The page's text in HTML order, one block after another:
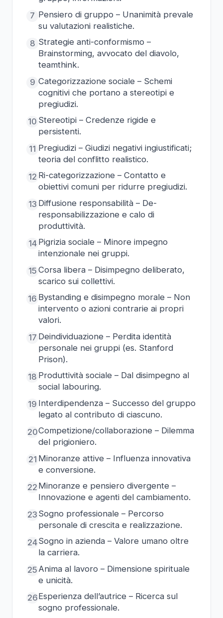
7 Pensiero di gruppo – Unanimità prevale
su valutazioni realistiche.
8 Strategie anti-conformismo –
Brainstorming, avvocato del diavolo,
teamthink.
9 Categorizzazione sociale – Schemi
cognitivi che portano a stereotipi e
pregiudizi.
10 Stereotipi – Credenze rigide e
persistenti.
11 Pregiudizi – Giudizi negativi ingiustificati;
teoria del conflitto realistico.
12 Ri-categorizzazione – Contatto e
obiettivi comuni per ridurre pregiudizi.
13 Diffusione responsabilità – De-
responsabilizzazione e calo di
produttività.
14 Pigrizia sociale – Minore impegno
intenzionale nei gruppi.
15 Corsa libera – Disimpegno deliberato,
scarico sui collettivi.
16 Bystanding e disimpegno morale – Non
intervento o azioni contrarie ai propri
valori.
17 Deindividuazione – Perdita identità
personale nei gruppi (es. Stanford
Prison).
18 Produttività sociale – Dal disimpegno al
social labouring.
19 Interdipendenza – Successo del gruppo
legato al contributo di ciascuno.
20Competizione/collaborazione – Dilemma
del prigioniero.
21 Minoranze attive – Influenza innovativa
e conversione.
22 Minoranze e pensiero divergente –
Innovazione e agenti del cambiamento.
23 Sogno professionale – Percorso
personale di crescita e realizzazione.
24Sogno in azienda – Valore umano oltre
la carriera.
25 Anima al lavoro – Dimensione spirituale
e unicità.
26Esperienza dell’autrice – Ricerca sul
sogno professionale.